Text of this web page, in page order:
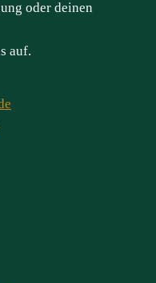
oder deinen
auf.